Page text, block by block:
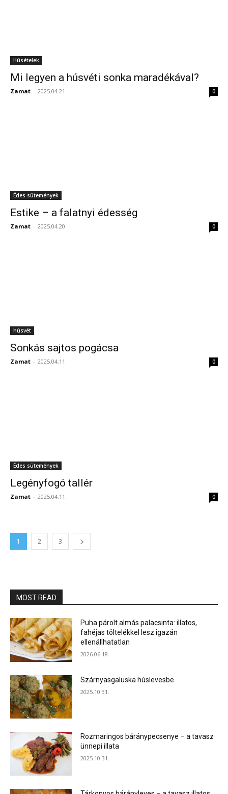
Húsételek
Mi legyen a húsvéti sonka maradékával?
Zamat - 2025.04.21. 0
Édes sütemények
Estike – a falatnyi édesség
Zamat - 2025.04.20. 0
húsvét
Sonkás sajtos pogácsa
Zamat - 2025.04.11. 0
Édes sütemények
Legényfogó tallér
Zamat - 2025.04.11. 0
1 2 3
MOST READ
Puha párolt almás palacsinta: illatos,
fahéjas töltelékkel lesz igazán
ellenállhatatlan
2026.06.18.
Szárnyasgaluska húslevesbe
2025.10.31.
Rozmaringos báránypecsenye – a tavasz
ünnepi illata
2025.10.31.